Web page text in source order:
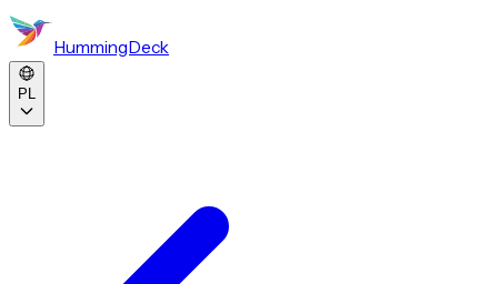
HummingDeck
PL